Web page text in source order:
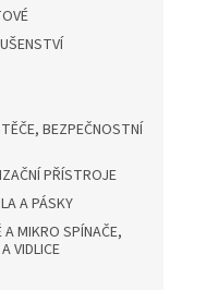
BEZPEČNOSTNÍ
PŘÍSTROJE
A PÁSKY
MIKRO SPÍNAČE,
VIDLICE